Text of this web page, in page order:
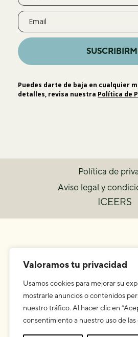
Valoramos tu privacidad
Usamos cookies para mejorar su
mostrarle anuncios o contenidos
nuestro tráfico. Al hacer clic en
consentimiento a nuestro uso de las
Puedes darte de baja en cualquier
detalles, revisa nuestra Política de
ICEERS
Política de
Aviso legal y